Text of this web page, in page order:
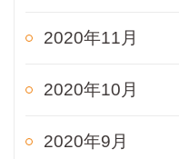
2020年11月
2020年10月
2020年9月